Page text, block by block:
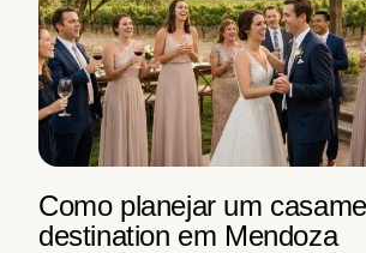
Como planejar um
destination em Mendoza